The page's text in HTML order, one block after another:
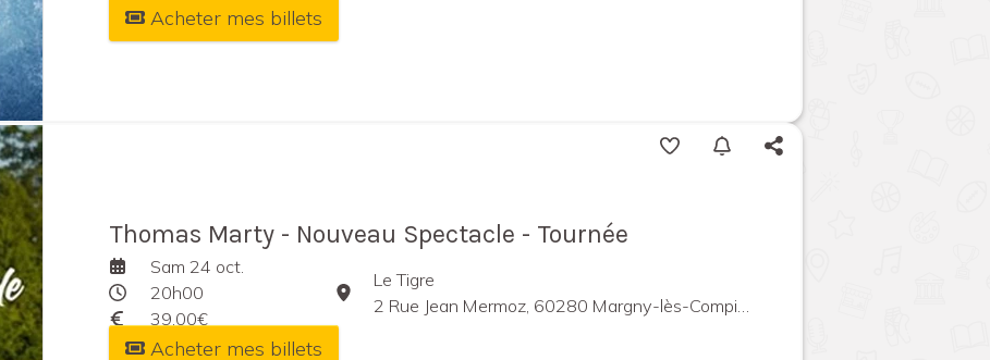
Acheter mes billets
Thomas Marty - Nouveau Spectacle - Tournée
Sam 24 oct.
20h00
39,00€
Le Tigre
2 Rue Jean Mermoz, 60280 Margny-lès-Compiègne, France
Acheter mes billets